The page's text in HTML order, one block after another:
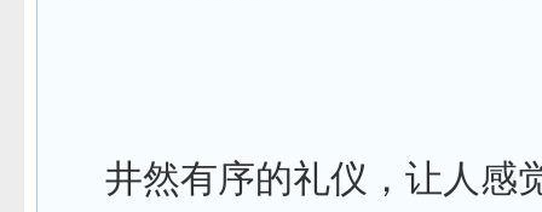
井然有序的礼仪，让人感